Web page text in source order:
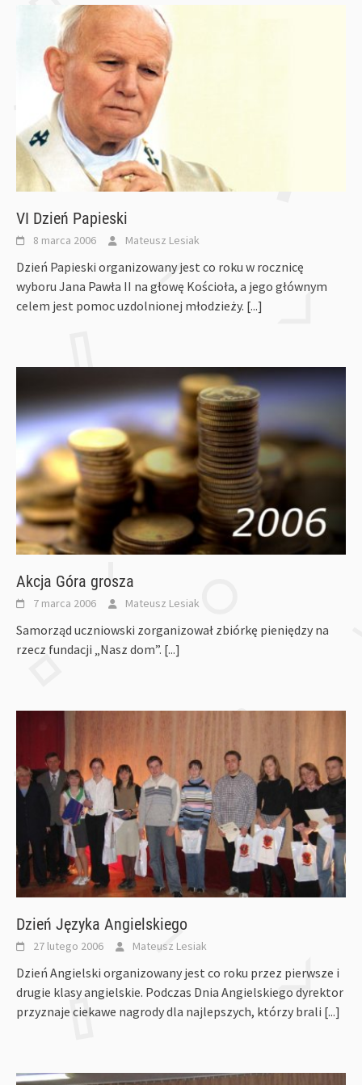
VI Dzień Papieski
8 marca 2006 Mateusz Lesiak
Dzień Papieski organizowany jest co roku w rocznicę
wyboru Jana Pawła II na głowę Kościoła, a jego głównym
celem jest pomoc uzdolnionej młodzieży. [...]
Akcja Góra grosza
7 marca 2006 Mateusz Lesiak
Samorząd uczniowski zorganizował zbiórkę pieniędzy na
rzecz fundacji „Nasz dom”. [...]
Dzień Języka Angielskiego
27 lutego 2006 Mateusz Lesiak
Dzień Angielski organizowany jest co roku przez pierwsze i
drugie klasy angielskie. Podczas Dnia Angielskiego dyrektor
przyznaje ciekawe nagrody dla najlepszych, którzy brali [...]